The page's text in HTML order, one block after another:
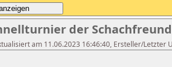
der
am 11.06.2023 16:46:40, Ersteller/Letzter